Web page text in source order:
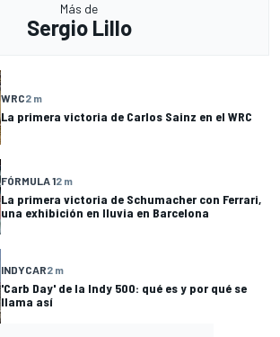
Más de
Sergio Lillo
WRC2 m
La primera victoria de Carlos Sainz en el WRC
FÓRMULA 12 m
La primera victoria de Schumacher con Ferrari,
una exhibición en lluvia en Barcelona
INDYCAR2 m
'Carb Day' de la Indy 500: qué es y por qué se
llama así